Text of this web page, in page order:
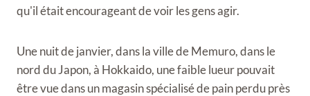
qu'il était encourageant de voir les gens agir.
Une nuit de janvier, dans la ville de Memuro, dans le
nord du Japon, à Hokkaido, une faible lueur pouvait
être vue dans un magasin spécialisé de pain perdu près